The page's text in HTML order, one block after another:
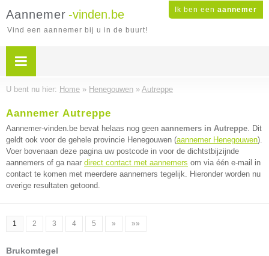
Ik ben een aannemer
Aannemer -vinden.be
Vind een aannemer bij u in de buurt!
U bent nu hier: Home » Henegouwen » Autreppe
Aannemer Autreppe
Aannemer-vinden.be bevat helaas nog geen aannemers in Autreppe. Dit
geldt ook voor de gehele provincie Henegouwen (aannemer Henegouwen).
Voer bovenaan deze pagina uw postcode in voor de dichtstbijzijnde
aannemers of ga naar direct contact met aannemers om via één e-mail in
contact te komen met meerdere aannemers tegelijk. Hieronder worden nu
overige resultaten getoond.
1 2 3 4 5 » »»
Brukomtegel